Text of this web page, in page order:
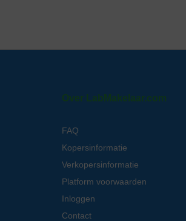
Over LabMakelaar.com
FAQ
Kopersinformatie
Verkopersinformatie
Platform voorwaarden
Inloggen
Contact